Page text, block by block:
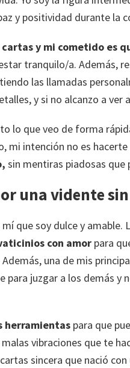
y positividad durante la
y mi cometido es
tranquilo/a. Además,
las llamadas
y si no alcanzo a
lo que veo de forma
mi intención no es
sin mentiras piadosas
una vidente
que soy dulce y amable.
con amor para
una de mis
para juzgar a los demás y
herramientas para que
vibraciones que te
sincera que nació